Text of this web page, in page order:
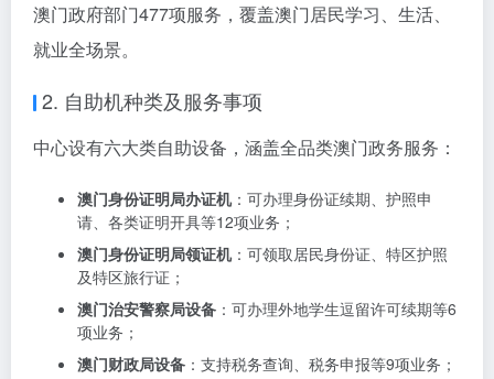
澳门政府部门477项服务，覆盖澳门居民学习、生活、
就业全场景。
2. 自助机种类及服务事项
中心设有六大类自助设备，涵盖全品类澳门政务服务：
澳门身份证明局办证机：可办理身份证续期、护照申
请、各类证明开具等12项业务；
澳门身份证明局领证机：可领取居民身份证、特区护照
及特区旅行证；
澳门治安警察局设备 ：可办理外地学生逗留许可续期等6
项业务；
澳门财政局设备 ：支持税务查询、税务申报等9项业务；